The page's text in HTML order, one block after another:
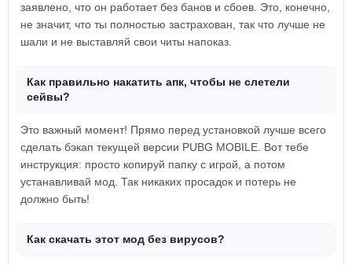
заявлено, что он работает без банов и сбоев. Это, конечно,
не значит, что ты полностью застрахован, так что лучше не
шали и не выставляй свои читы напоказ.
Как правильно накатить апк, чтобы не слетели
сейвы?
Это важный момент! Прямо перед установкой лучше всего
сделать бэкап текущей версии PUBG MOBILE. Вот тебе
инструкция: просто копируй папку с игрой, а потом
устанавливай мод. Так никаких просадок и потерь не
должно быть!
Как скачать этот мод без вирусов?